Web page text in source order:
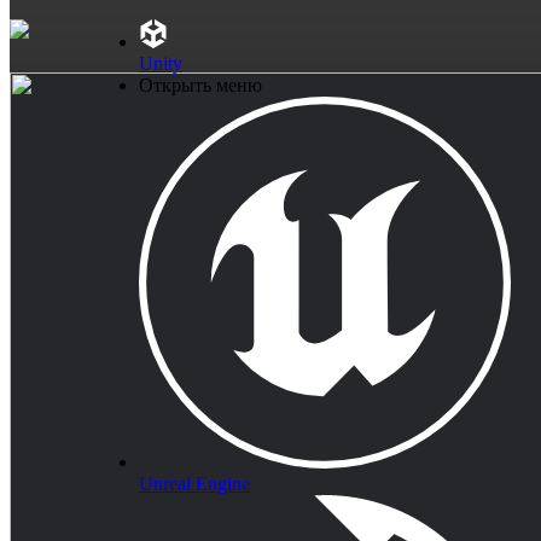
Unity
Открыть меню
Unreal Engine